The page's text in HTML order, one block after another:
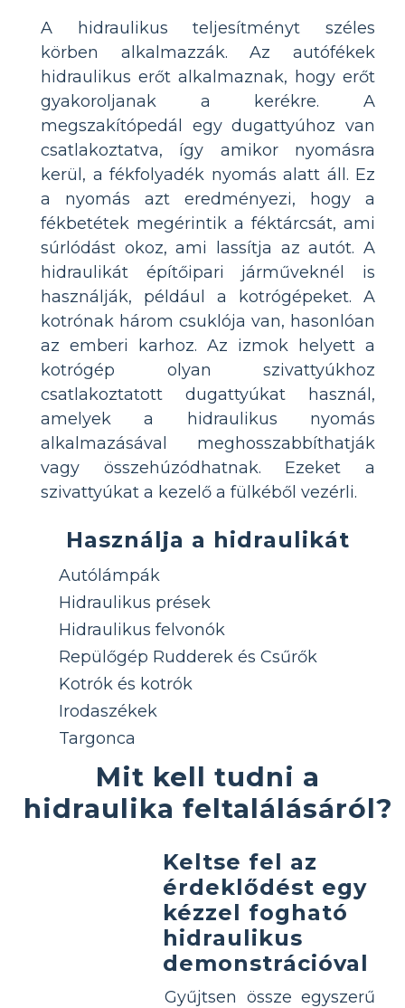
A hidraulikus teljesítményt széles
körben alkalmazzák. Az autófékek
hidraulikus erőt alkalmaznak, hogy erőt
gyakoroljanak a kerékre. A
megszakítópedál egy dugattyúhoz van
csatlakoztatva, így amikor nyomásra
kerül, a fékfolyadék nyomás alatt áll. Ez
a nyomás azt eredményezi, hogy a
fékbetétek megérintik a féktárcsát, ami
súrlódást okoz, ami lassítja az autót. A
hidraulikát építőipari járműveknél is
használják, például a kotrógépeket. A
kotrónak három csuklója van, hasonlóan
az emberi karhoz. Az izmok helyett a
kotrógép olyan szivattyúkhoz
csatlakoztatott dugattyúkat használ,
amelyek a hidraulikus nyomás
alkalmazásával meghosszabbíthatják
vagy összehúzódhatnak. Ezeket a
szivattyúkat a kezelő a fülkéből vezérli.
Használja a hidraulikát
Autólámpák
Hidraulikus prések
Hidraulikus felvonók
Repülőgép Rudderek és Csűrők
Kotrók és kotrók
Irodaszékek
Targonca
Mit kell tudni a
hidraulika feltalálásáról?
Keltse fel az
érdeklődést egy
kézzel fogható
hidraulikus
demonstrációval
Gyűjtsen össze egyszerű